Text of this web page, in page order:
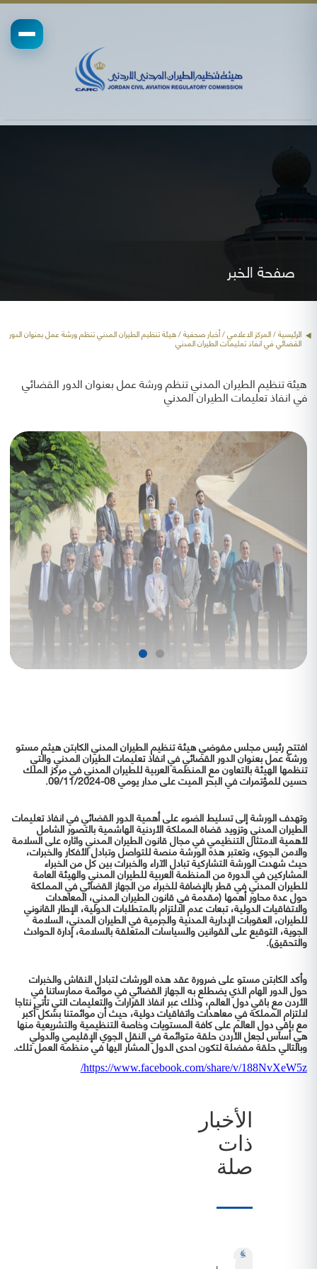
صفحة الخبر
الرئيسية/ المركز الاعلامي /أخبار صحفية/ هيئة تنظيم الطيران المدني تنظم ورشة عمل بعنوان الدور
القضائي في انفاذ تعليمات الطيران المدني
هيئة تنظيم الطيران المدني تنظم ورشة عمل بعنوان الدور القضائي
في انفاذ تعليمات الطيران المدني
افتتح رئيس مجلس مفوضي هيئة تنظيم الطيران المدني الكابتن هيثم مستو
ورشة عمل بعنوان الدور القضائي في انفاذ تعليمات الطيران المدني والتي
تنظمها الهيئة بالتعاون مع المنظمة العربية للطيران المدني في مركز الملك
حسين للمؤتمرات في البحر الميت على مدار يومي 08-09/11/2024.
وتهدف الورشة إلى تسليط الضوء على أهمية الدور القضائي في انفاذ تعليمات
الطيران المدني وتزويد قضاة المملكة الأردنية الهاشمية بالتصور الشامل
لأهمية الامتثال التنظيمي في مجال قانون الطيران المدني واثاره على السلامة
والامن الجوي، وتعتبر هذه الورشة منصة للتواصل وتبادل الأفكار والخبرات،
حيث شهدت الورشة التشاركية تبادل الآراء والخبرات بين كل من الخبراء
المشاركين في الدورة من المنظمة العربية للطيران المدني والهيئة العامة
للطيران المدني في قطر بالإضافة للخبراء من الجهاز القضائي في المملكة
حول عدة محاور أهمها (مقدمة في قانون الطيران المدني، المعاهدات
والاتفاقيات الدولية، تبعات عدم الالتزام بالمتطلبات الدولية، الإطار القانوني
للطيران، العقوبات الإدارية المدنية والجرمية في الطيران المدني، السلامة
الجوية، التوقيع على القوانين والسياسات المتعلقة بالسلامة، إدارة الحوادث
والتحقيق).
وأكد الكابتن مستو على ضرورة عقد هذه الورشات لتبادل النقاش والخبرات
حول الدور الهام الذي يضطلع به الجهاز القضائي في موائمة ممارساتنا في
الأردن مع باقي دول العالم، وذلك عبر انفاذ القرارات والتعليمات التي تأتي نتاجا
لالتزام المملكة في معاهدات واتفاقيات دولية، حيث أن موائمتنا بشكل أكبر
مع باقي دول العالم على كافة المستويات وخاصة التنظيمية والتشريعية منها
هي أساس لجعل الأردن حلقة متوائمة في النقل الجوي الإقليمي والدولي
وبالتالي حلقة مفضلة لتكون احدى الدول المشار اليها في منظمة العمل تلك.
https://www.facebook.com/share/v/188NvXeW5z/
الأخبار
ذات
صلة